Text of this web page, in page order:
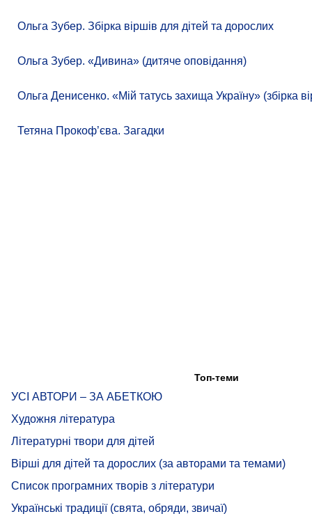
Ольга Зубер. Збірка віршів для дітей та дорослих
Ольга Зубер. «Дивина» (дитяче оповідання)
Ольга Денисенко. «Мій татусь захища Україну» (збірка
Тетяна Прокоф’єва. Загадки
Топ-теми
УСІ АВТОРИ – ЗА АБЕТКОЮ
Художня література
Літературні твори для дітей
Вірші для дітей та дорослих (за авторами та темами)
Список програмних творів з літератури
Українські традиції (свята, обряди, звичаї)